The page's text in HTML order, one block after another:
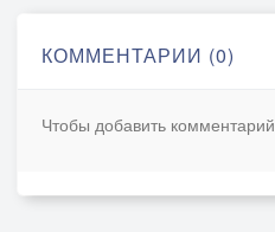
КОММЕНТАРИИ (0)
Чтобы добавить комментарий